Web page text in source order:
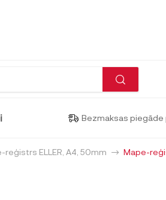
Bezmaksas
reģistrs ELLER, A4, 50mm Mape-